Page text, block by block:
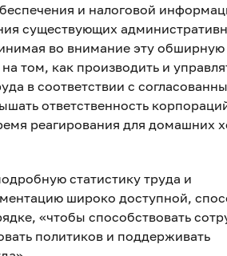
и налоговой
существующих
во внимание эту обширную
том, как производить и
в соответствии с
ответственность
реагирования для домашних
статистику труда и
широко доступной,
«чтобы способствовать
политиков и поддерживать